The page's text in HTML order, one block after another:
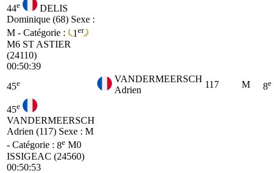
44e
DELIS
Dominique (68) Sexe :
M - Catégorie :
1 er
M6 ST ASTIER
(24110)
00:50:39
45e
VANDERMEERSCH
Adrien
117 M 8e
45e
VANDERMEERSCH
Adrien (117) Sexe : M
- Catégorie : 8e M0
ISSIGEAC (24560)
00:50:53